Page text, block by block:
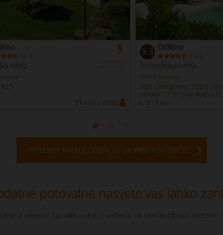
( 17 )
Instantna
rezervacija
hia
21 Kraji z ležišči
9.3 Odlično
( 19)
Pocitnika hia
Siena Toskana
San Gimignano 2250 (No
Under 12 In July-August)
5 - 7 Min
PREVERITE RAZPOLOŽLJIVOST ZA VAŠE POČITNICE
potovalne nasvete vas lahko
vikend! Sproščujoče, z večerjo ali romantičnim